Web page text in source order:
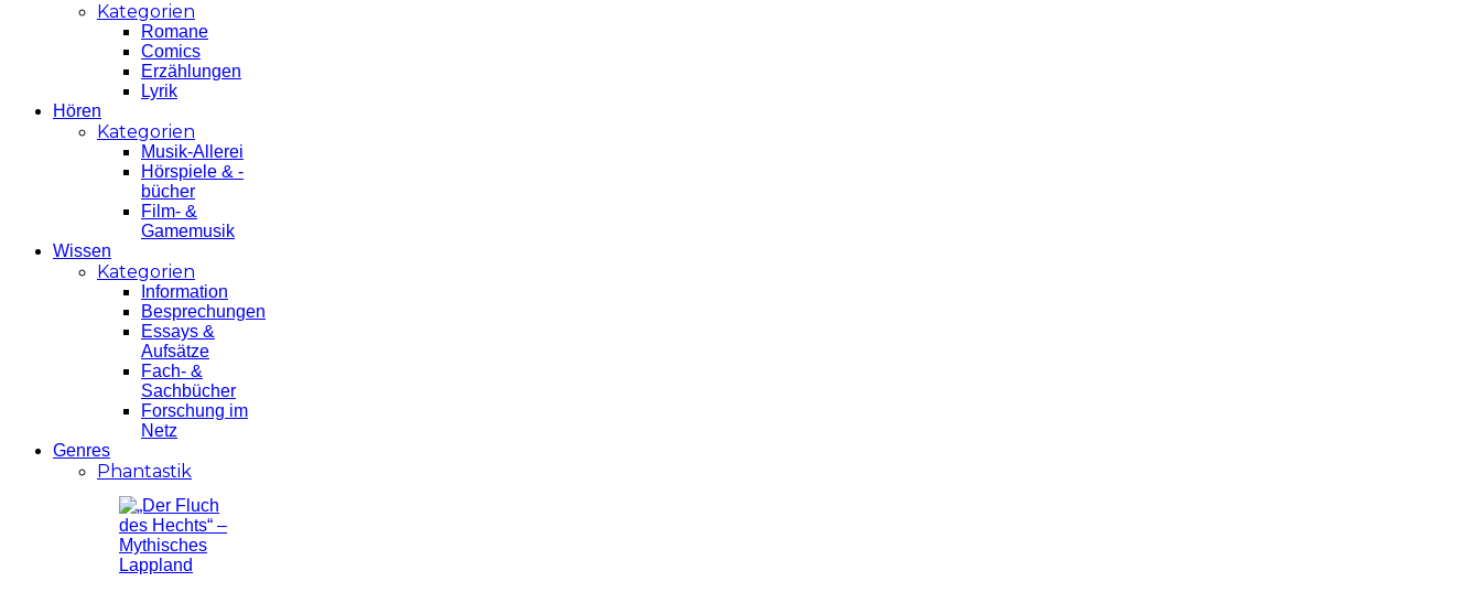
Kategorien
Romane
Comics
Erzählungen
Lyrik
Hören
Kategorien
Musik-Allerei
Hörspiele & -
bücher
Film- &
Gamemusik
Wissen
Kategorien
Information
Besprechungen
Essays &
Aufsätze
Fach- &
Sachbücher
Forschung im
Netz
Genres
Phantastik